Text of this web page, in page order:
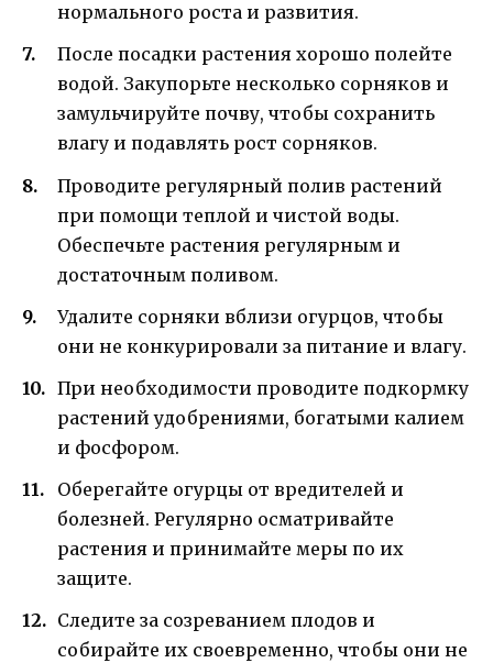
нормального роста и развития.
После посадки растения хорошо полейте
водой. Закупорьте несколько сорняков и
замульчируйте почву, чтобы сохранить
влагу и подавлять рост сорняков.
Проводите регулярный полив растений
при помощи теплой и чистой воды.
Обеспечьте растения регулярным и
достаточным поливом.
Удалите сорняки вблизи огурцов, чтобы
они не конкурировали за питание и влагу.
При необходимости проводите подкормку
растений удобрениями, богатыми калием
и фосфором.
Оберегайте огурцы от вредителей и
болезней. Регулярно осматривайте
растения и принимайте меры по их
защите.
Следите за созреванием плодов и
собирайте их своевременно, чтобы они не